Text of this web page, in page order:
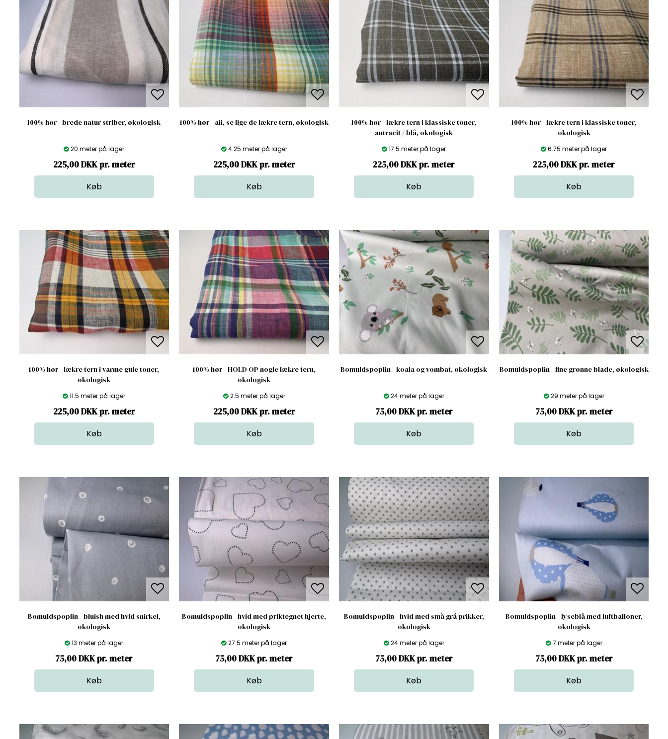
100% hør - brede natur striber, økologisk
20 meter på lager
225,00 DKK pr. meter
100% hør - aii, se lige de lækre tern, økologisk
4.25 meter på lager
225,00 DKK pr. meter
100% hør - lækre tern i klassiske toner,
antracit / blå, økologisk
17.5 meter på lager
225,00 DKK pr. meter
100% hør - lækre tern i klassiske toner,
økologisk
6.75 meter på lager
225,00 DKK pr. meter
100% hør - lækre tern i varme gule toner,
økologisk
11.5 meter på lager
225,00 DKK pr. meter
100% hør - HOLD OP nogle lækre tern,
økologisk
2.5 meter på lager
225,00 DKK pr. meter
Bomuldspoplin - koala og vombat, økologisk
24 meter på lager
75,00 DKK pr. meter
Bomuldspoplin - fine grønne blade, økologisk
29 meter på lager
75,00 DKK pr. meter
Bomuldspoplin - bluish med hvid snirkel,
økologisk
13 meter på lager
75,00 DKK pr. meter
Bomuldspoplin - hvid med priktegnet hjerte,
økologisk
27.5 meter på lager
75,00 DKK pr. meter
Bomuldspoplin - hvid med små grå prikker,
økologisk
24 meter på lager
75,00 DKK pr. meter
Bomuldspoplin - lyseblå med luftballoner,
økologisk
7 meter på lager
75,00 DKK pr. meter